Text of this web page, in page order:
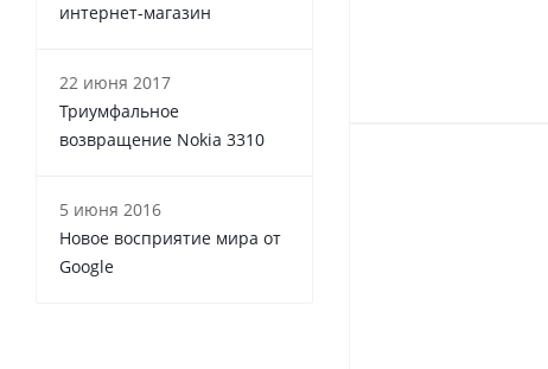
интернет-магазин
22 июня 2017
Триумфальное
возвращение Nokia 3310
5 июня 2016
Новое восприятие мира от
Google